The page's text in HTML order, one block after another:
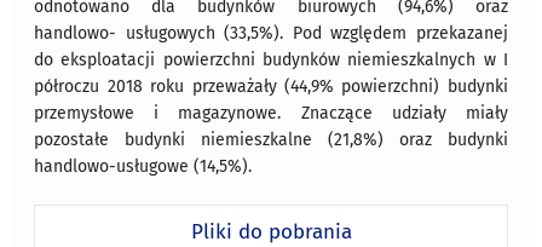
odnotowano dla budynków biurowych (94,6%) oraz
handlowo- usługowych (33,5%). Pod względem przekazanej
do eksploatacji powierzchni budynków niemieszkalnych w I
półroczu 2018 roku przeważały (44,9% powierzchni) budynki
przemysłowe i magazynowe. Znaczące udziały miały
pozostałe budynki niemieszkalne (21,8%) oraz budynki
handlowo-usługowe (14,5%).
Pliki do pobrania